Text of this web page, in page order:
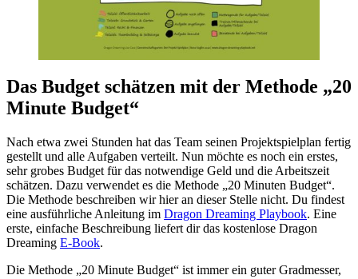
Das Budget schätzen mit der Methode „20
Minute Budget“
Nach etwa zwei Stunden hat das Team seinen Projektspielplan fertig
gestellt und alle Aufgaben verteilt. Nun möchte es noch ein erstes,
sehr grobes Budget für das notwendige Geld und die Arbeitszeit
schätzen. Dazu verwendet es die Methode „20 Minuten Budget“.
Die Methode beschreiben wir hier an dieser Stelle nicht. Du findest
eine ausführliche Anleitung im Dragon Dreaming Playbook. Eine
erste, einfache Beschreibung liefert dir das kostenlose Dragon
Dreaming E-Book.
Die Methode „20 Minute Budget“ ist immer ein guter Gradmesser,